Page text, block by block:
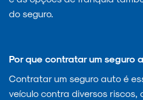
do seguro.
Por que contratar um seguro
Contratar um seguro auto é
veículo contra diversos riscos,